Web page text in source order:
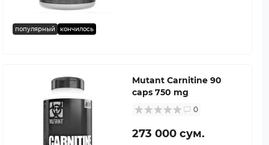
популярный кончилось
Mutant Carnitine 90
caps 750 mg
0
273 000 сум.